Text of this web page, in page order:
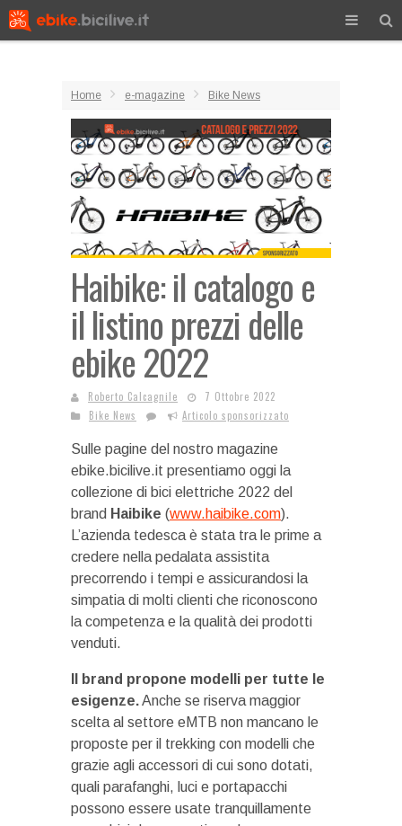
Home e-magazine Bike News
Haibike: il catalogo e
il listino prezzi delle
ebike 2022
Roberto Calcagnile
7 Ottobre 2022
Bike News
Articolo sponsorizzato
Sulle pagine del nostro magazine
ebike.bicilive.it presentiamo oggi la
collezione di bici elettriche 2022 del
brand Haibike (www.haibike.com).
L’azienda tedesca è stata tra le prime a
credere nella pedalata assistita
precorrendo i tempi e assicurandosi la
simpatia di molti clienti che riconoscono
la competenza e la qualità dei prodotti
venduti.
Il brand propone modelli per tutte le
esigenze.Anche se riserva maggior
scelta al settore eMTB non mancano le
proposte per il trekking con modelli che
grazie agli accessori di cui sono dotati,
quali parafanghi, luci e portapacchi
possono essere usate tranquillamente